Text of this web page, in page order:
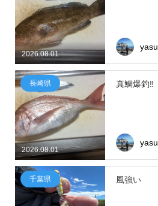
2026.08.01
yasu
2026.08.01
長崎県 真鯛爆釣‼
yasu
千葉県 風強い